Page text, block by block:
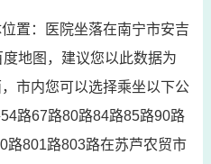
置：医院坐落在南宁市安吉
地图，建议您以此数据为
市内您可以选择乘坐以下公
路67路80路84路85路90路
路801路803路在苏芦农贸市